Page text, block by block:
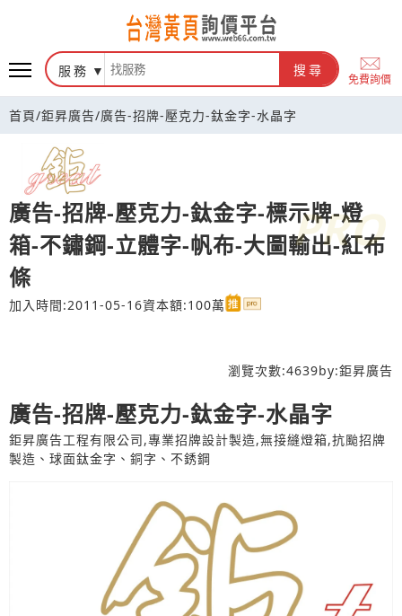
台灣黃頁詢價平台
服務 搜尋
免費詢價
首頁/鉅昇廣告/廣告-招牌-壓克力-鈦金字-水晶字
廣告-招牌-壓克力-鈦金字-標示牌-燈
箱-不鏽鋼-立體字-帆布-大圖輸出-紅布
條
加入時間:2011-05-16資本額:100萬
瀏覽次數:4639by:鉅昇廣告
廣告-招牌-壓克力-鈦金字-水晶字
鉅昇廣告工程有限公司,專業招牌設計製造,無接縫燈箱,抗颱招牌
製造、球面鈦金字、銅字、不銹鋼